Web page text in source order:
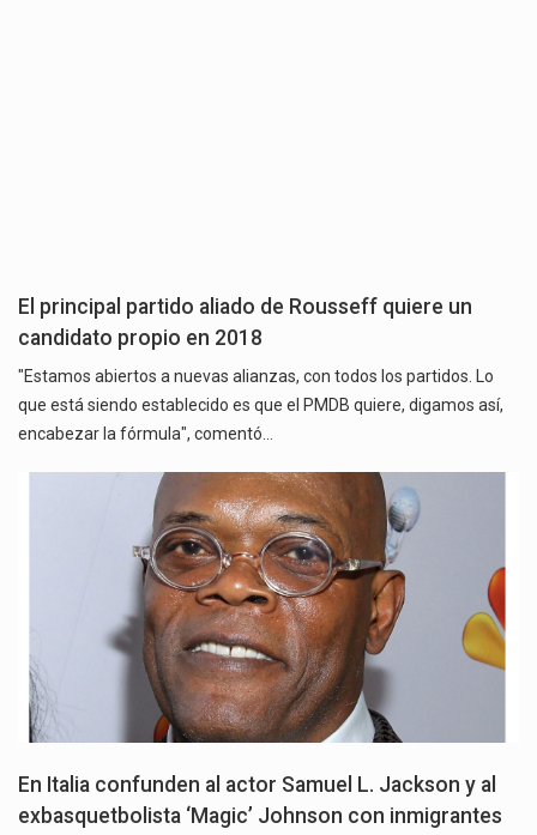
El principal partido aliado de Rousseff quiere un
candidato propio en 2018
"Estamos abiertos a nuevas alianzas, con todos los partidos. Lo
que está siendo establecido es que el PMDB quiere, digamos así,
encabezar la fórmula", comentó…
En Italia confunden al actor Samuel L. Jackson y al
exbasquetbolista ‘Magic’ Johnson con inmigrantes